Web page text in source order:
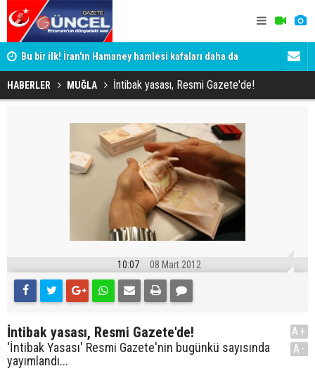
Bu bir ilk! İran'ın Hamaney hamlesi kafaları daha da
karıştırdı
HABERLER MUĞLA İntibak yasası, Resmi Gazete'de!
10:07 08 Mart 2012
İntibak yasası, Resmi Gazete'de!
'İntibak Yasası' Resmi Gazete'nin bugünkü sayısında
yayımlandı...
A+
A-